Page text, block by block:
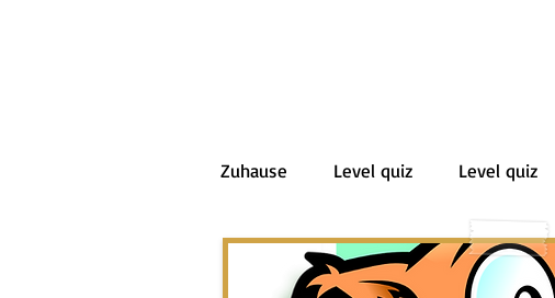
Zuhause Level quiz Level quiz